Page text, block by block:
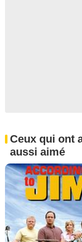
Ceux qui ont
aussi aimé